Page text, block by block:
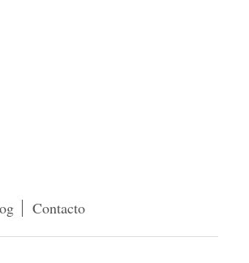
Contacto